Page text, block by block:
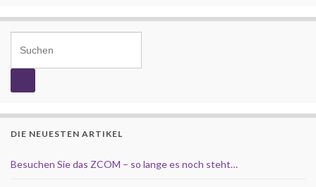
DIE NEUESTEN ARTIKEL
Besuchen Sie das ZCOM – so lange es noch steht…